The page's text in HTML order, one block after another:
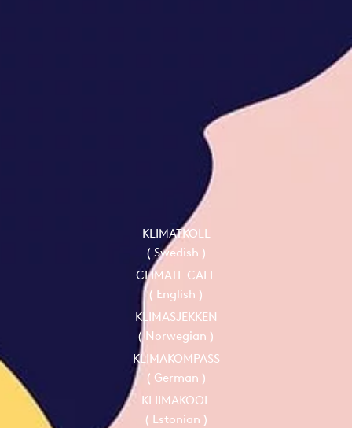
KLIMATKOLL
( Swedish )
CLIMATE CALL
( English )
KLIMASJEKKEN
( Norwegian )
KLIMAKOMPASS
( German )
KLIIMAKOOL
( Estonian )